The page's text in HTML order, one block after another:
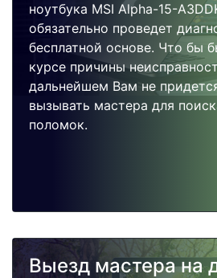
ноутбука MSI Alpha-15-
обязательно проведет
бесплатной основе. Что бы
курсе причины
дальнейшем Вам не
вызывать мастера для
поломок.
Выезд мастера на